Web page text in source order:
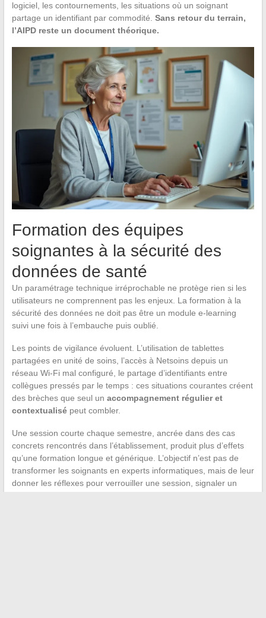
logiciel, les contournements, les situations où un soignant
partage un identifiant par commodité. Sans retour du terrain,
l’AIPD reste un document théorique.
Formation des équipes
soignantes à la sécurité des
données de santé
Un paramétrage technique irréprochable ne protège rien si les
utilisateurs ne comprennent pas les enjeux. La formation à la
sécurité des données ne doit pas être un module e-learning
suivi une fois à l’embauche puis oublié.
Les points de vigilance évoluent. L’utilisation de tablettes
partagées en unité de soins, l’accès à Netsoins depuis un
réseau Wi-Fi mal configuré, le partage d’identifiants entre
collègues pressés par le temps : ces situations courantes créent
des brèches que seul un accompagnement régulier et
contextualisépeut combler.
Une session courte chaque semestre, ancrée dans des cas
concrets rencontrés dans l’établissement, produit plus d’effets
qu’une formation longue et générique. L’objectif n’est pas de
transformer les soignants en experts informatiques, mais de leur
donner les réflexes pour verrouiller une session, signaler un